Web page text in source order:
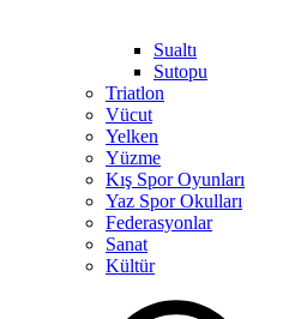
Sualtı
Sutopu
Triatlon
Vücut
Yelken
Yüzme
Kış Spor Oyunları
Yaz Spor Okulları
Federasyonlar
Sanat
Kültür